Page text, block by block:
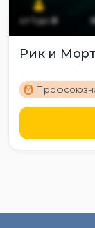
от 1до8
Рик и
M